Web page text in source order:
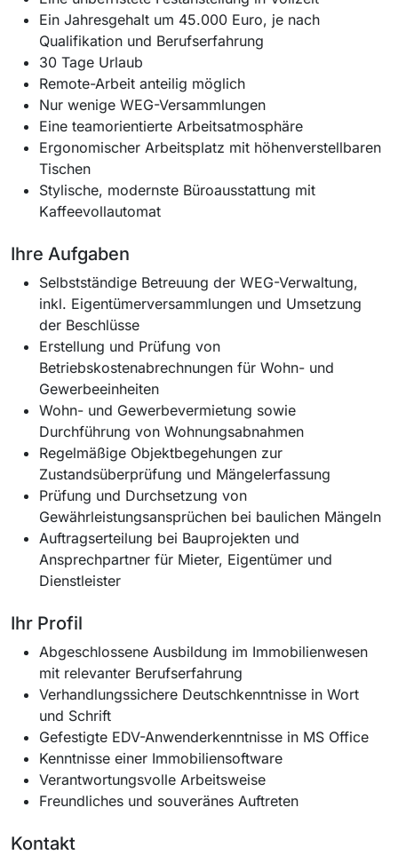
Ein Jahresgehalt um 45.000 Euro, je nach
Qualifikation und Berufserfahrung
30 Tage Urlaub
Remote-Arbeit anteilig möglich
Nur wenige WEG-Versammlungen
Eine teamorientierte Arbeitsatmosphäre
Ergonomischer Arbeitsplatz mit höhenverstellbaren
Tischen
Stylische, modernste Büroausstattung mit
Kaffeevollautomat
Ihre Aufgaben
Selbstständige Betreuung der WEG-Verwaltung,
inkl. Eigentümerversammlungen und Umsetzung
der Beschlüsse
Erstellung und Prüfung von
Betriebskostenabrechnungen für Wohn- und
Gewerbeeinheiten
Wohn- und Gewerbevermietung sowie
Durchführung von Wohnungsabnahmen
Regelmäßige Objektbegehungen zur
Zustandsüberprüfung und Mängelerfassung
Prüfung und Durchsetzung von
Gewährleistungsansprüchen bei baulichen Mängeln
Auftragserteilung bei Bauprojekten und
Ansprechpartner für Mieter, Eigentümer und
Dienstleister
Ihr Profil
Abgeschlossene Ausbildung im Immobilienwesen
mit relevanter Berufserfahrung
Verhandlungssichere Deutschkenntnisse in Wort
und Schrift
Gefestigte EDV-Anwenderkenntnisse in MS Office
Kenntnisse einer Immobiliensoftware
Verantwortungsvolle Arbeitsweise
Freundliches und souveränes Auftreten
Kontakt